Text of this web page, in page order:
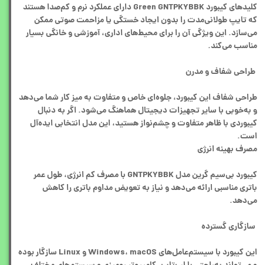
کلیدهای کیبورد Green GNTPKYBBK دارای عملکرد نرم و کم‌صدا هستند
که تایپ طولانی‌مدت را بدون ایجاد خستگی یا مزاحمت صوتی ممکن
می‌سازد. این ویژگی آن را برای محیط‌های اداری، آموزشی و خانگی بسیار
مناسب می‌کند.
طراحی شفاف و مدرن
طراحی شفاف این کیبورد، جلوه‌ای خاص و متفاوت به میز کار شما می‌دهد
و به‌خوبی با سایر تجهیزات دیجیتال هماهنگ می‌شود. اگر به دنبال
کیبوردی با ظاهر متفاوت و چشم‌نواز هستید، این مدل انتخابی ایده‌آل
است.
مصرف بهینه انرژی
کیبورد بی‌سیم گرین مدل GNTPKYBBK با مصرف کم انرژی، طول عمر
باتری مناسبی ارائه می‌دهد و نیاز به تعویض مداوم باتری را کاهش
می‌دهد.
سازگاری گسترده
این کیبورد با سیستم‌عامل‌های Windows، macOS و Linux سازگار بوده